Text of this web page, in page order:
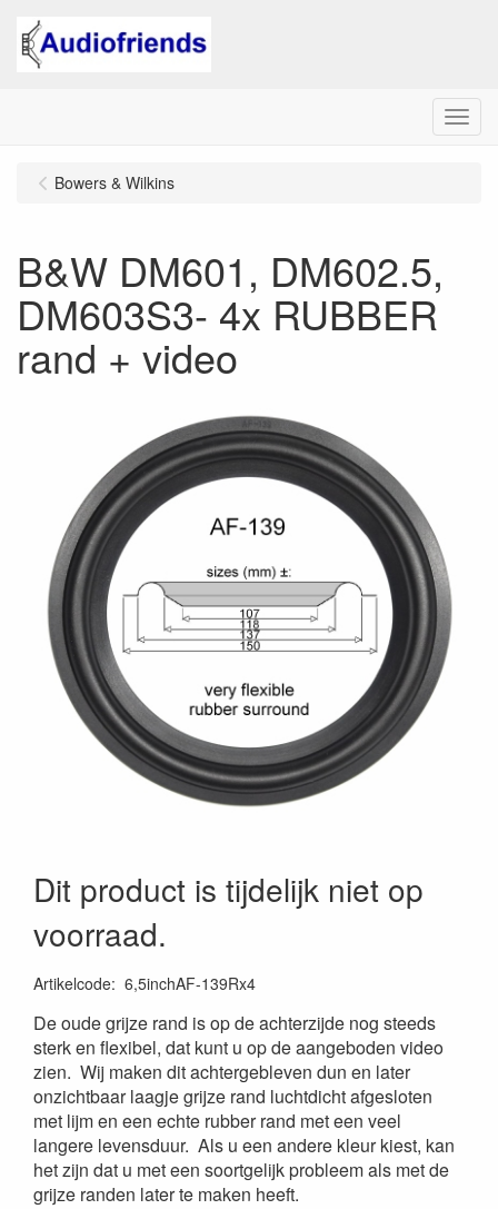
Menu
Bowers & Wilkins
B&W DM601, DM602.5,
DM603S3- 4x RUBBER
rand + video
Dit product is tijdelijk niet op
voorraad.
Artikelcode: 6,5inchAF-139Rx4
De oude grijze rand is op de achterzijde nog steeds
sterk en flexibel, dat kunt u op de aangeboden video
zien. Wij maken dit achtergebleven dun en later
onzichtbaar laagje grijze rand luchtdicht afgesloten
met lijm en een echte rubber rand met een veel
langere levensduur. Als u een andere kleur kiest, kan
het zijn dat u met een soortgelijk probleem als met de
grijze randen later te maken heeft.